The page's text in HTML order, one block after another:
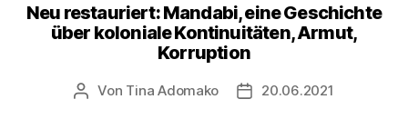
Neu restauriert: Mandabi, eine Geschichte
über koloniale Kontinuitäten, Armut,
Korruption
Beitragsautor
Von Tina Adomako Veröffentlichungsdatum
20.06.2021